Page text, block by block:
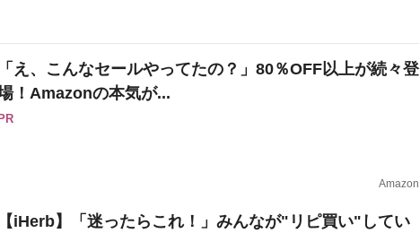
「え、こんなセールやってたの？」80％OFF以上が続々登
！Amazonの本気が...
PR
Amazon
【iHerb】「迷ったらこれ！」みんなが"リピ買い"してい